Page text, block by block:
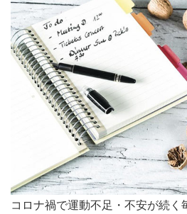
コロナ禍で運動不足・不安が続く